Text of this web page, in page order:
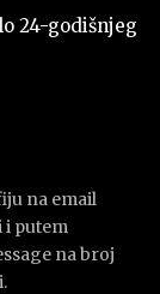
24-godišnjeg
na email
i putem
na broj